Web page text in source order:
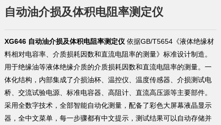
自动油介损及体积电阻率测定仪
XG646 自动油介损及体积电阻率测定仪依据GB/T5654《液体绝缘材
料相对电容率、介质损耗因数和直流电阻率的测量》标准设计制造。
用于绝缘油等液体绝缘介质的介质损耗因数和直流电阻率的测量。一
体化结构，内部集成了介损油杯、温控仪、温度传感器、介损测试电
桥、交流试验电源、标准电容器、高阻计、直流高压源等主要部件。
采用全数字技术，全部智能自动化测量，配备了彩色大屏幕液晶显示
器，全中文菜单，每一步骤都有中文提示，测试结果可以自动存储并